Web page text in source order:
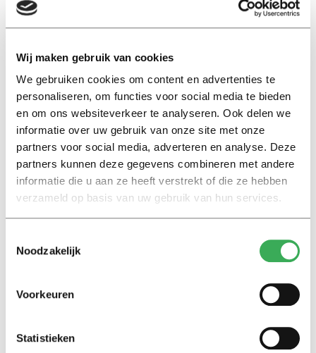
Wij maken gebruik van cookies
We gebruiken cookies om content en advertenties te
personaliseren, om functies voor social media te bieden
en om ons websiteverkeer te analyseren. Ook delen we
informatie over uw gebruik van onze site met onze
partners voor social media, adverteren en analyse. Deze
partners kunnen deze gegevens combineren met andere
informatie die u aan ze heeft verstrekt of die ze hebben
verzameld op basis van uw gebruik van hun services.
Noodzakelijk
Voorkeuren
Statistieken
Lees ook
Interview
Marion Koopmans over online
bedreigingen en desinformatie:
Hunger Game: ‘Ik schrok, we